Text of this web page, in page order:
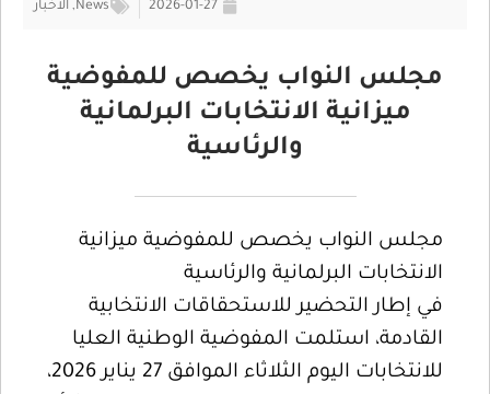
2026-01-27
News
, الأخبار
مجلس النواب يخصص للمفوضية
ميزانية الانتخابات البرلمانية
والرئاسية
مجلس النواب يخصص للمفوضية ميزانية
الانتخابات البرلمانية والرئاسية
في إطار التحضير للاستحقاقات الانتخابية
القادمة، استلمت المفوضية الوطنية العليا
للانتخابات اليوم الثلاثاء الموافق 27 يناير 2026،